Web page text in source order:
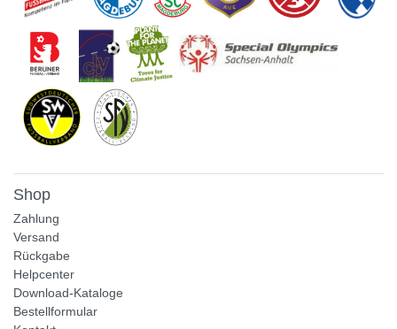
Shop
Zahlung
Versand
Rückgabe
Helpcenter
Download-Kataloge
Bestellformular